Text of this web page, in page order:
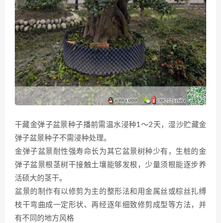
干藏金弹子盆景种子播前需温水浸种1～2天，湿沙贮藏金
弹子盆景种子不需浸种处理。
金弹子盆景耐性强寿命长为其它盆景树种少有，生桩的金
弹子盆景根茎树干接触土壤能够发根，少量须根能逐步养
活硕大的茎干。
盆景的制作有以修剪为主的整形法和用金属丝或棕丝扎缚
枝干弯曲成一定形状、再经逐年细致修剪成型等方法，并
有不同的地方风格